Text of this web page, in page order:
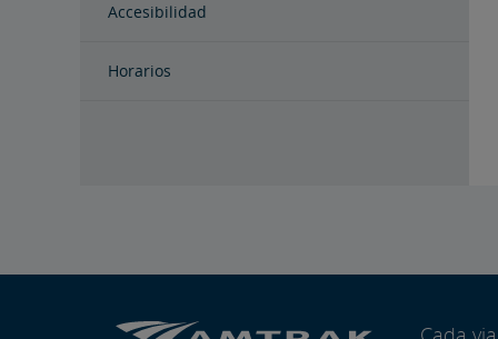
Accesibilidad
Horarios